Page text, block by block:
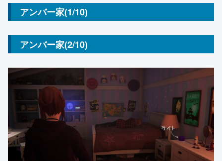
アンバー家(1/10)
アンバー家(2/10)